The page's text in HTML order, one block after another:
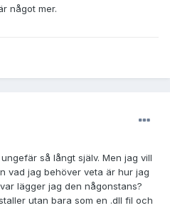
något mer.
så långt själv. Men jag vill
vad jag behöver veta är hur jag
lägger jag den någonstans?
utan bara som en .dll fil och